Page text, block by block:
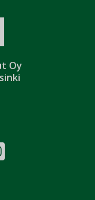
Oy